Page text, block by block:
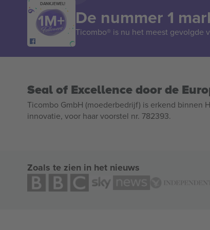
DANKJEWEL!
De nummer 1
Ticombo® is nu het meest gevolgde
Seal of Excellence door de
Ticombo GmbH (moederbedrijf) is erkend binnen
innovatie, voor haar voorstel nr. 782393.
Zoals te zien in het nieuws